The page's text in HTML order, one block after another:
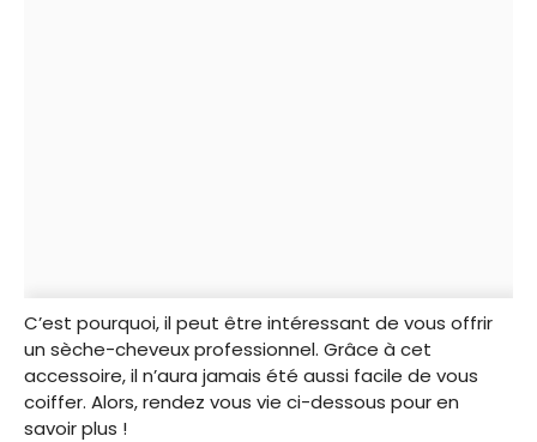
C’est pourquoi, il peut être intéressant de vous offrir
un sèche-cheveux professionnel. Grâce à cet
accessoire, il n’aura jamais été aussi facile de vous
coiffer. Alors, rendez vous vie ci-dessous pour en
savoir plus !